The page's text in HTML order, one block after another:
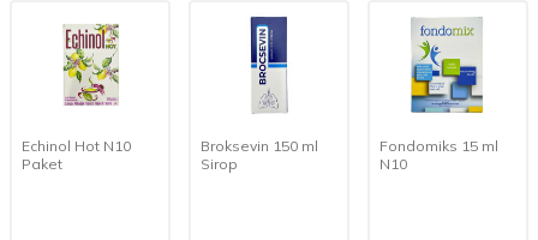
Echinol Hot N10
Paket
Broksevin 150 ml
Sirop
Fondomiks 15 ml
N10